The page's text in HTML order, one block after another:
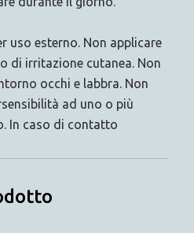
uso esterno. Non applicare
di irritazione cutanea. Non
occhi e labbra. Non
ad uno o più
In caso di contatto